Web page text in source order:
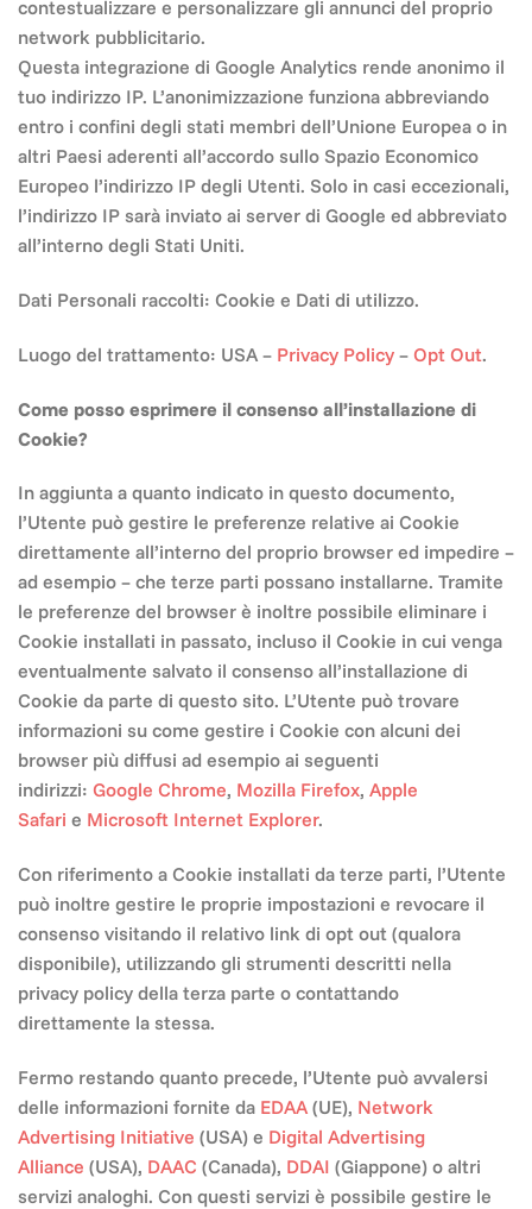
contestualizzare e personalizzare gli annunci del proprio
network pubblicitario.
Questa integrazione di Google Analytics rende anonimo il
tuo indirizzo IP. L’anonimizzazione funziona abbreviando
entro i confini degli stati membri dell’Unione Europea o in
altri Paesi aderenti all’accordo sullo Spazio Economico
Europeo l’indirizzo IP degli Utenti. Solo in casi eccezionali,
l’indirizzo IP sarà inviato ai server di Google ed abbreviato
all’interno degli Stati Uniti.
Dati Personali raccolti: Cookie e Dati di utilizzo.
Luogo del trattamento: USA – Privacy Policy – Opt Out.
Come posso esprimere il consenso all’installazione di
Cookie?
In aggiunta a quanto indicato in questo documento,
l’Utente può gestire le preferenze relative ai Cookie
direttamente all’interno del proprio browser ed impedire –
ad esempio – che terze parti possano installarne. Tramite
le preferenze del browser è inoltre possibile eliminare i
Cookie installati in passato, incluso il Cookie in cui venga
eventualmente salvato il consenso all’installazione di
Cookie da parte di questo sito. L’Utente può trovare
informazioni su come gestire i Cookie con alcuni dei
browser più diffusi ad esempio ai seguenti
indirizzi: Google Chrome, Mozilla Firefox, Apple
Safari e Microsoft Internet Explorer.
Con riferimento a Cookie installati da terze parti, l’Utente
può inoltre gestire le proprie impostazioni e revocare il
consenso visitando il relativo link di opt out (qualora
disponibile), utilizzando gli strumenti descritti nella
privacy policy della terza parte o contattando
direttamente la stessa.
Fermo restando quanto precede, l’Utente può avvalersi
delle informazioni fornite da EDAA (UE), Network
Advertising Initiative (USA) e Digital Advertising
Alliance (USA), DAAC (Canada), DDAI (Giappone) o altri
servizi analoghi. Con questi servizi è possibile gestire le